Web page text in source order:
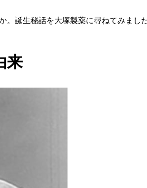
。誕生秘話を大塚製薬に尋ねてみまし
来